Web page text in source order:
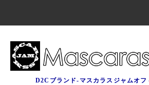
D2Cブランド-マスカラスジャムオフ